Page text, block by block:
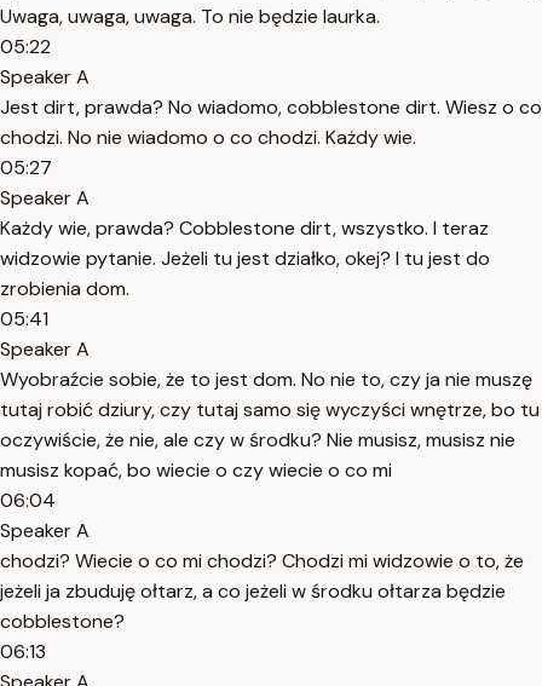
Uwaga, uwaga, uwaga. To nie będzie laurka.
05:22
Speaker A
Jest dirt, prawda? No wiadomo, cobblestone dirt. Wiesz o co
chodzi. No nie wiadomo o co chodzi. Każdy wie.
05:27
Speaker A
Każdy wie, prawda? Cobblestone dirt, wszystko. I teraz
widzowie pytanie. Jeżeli tu jest działko, okej? I tu jest do
zrobienia dom.
05:41
Speaker A
Wyobraźcie sobie, że to jest dom. No nie to, czy ja nie muszę
tutaj robić dziury, czy tutaj samo się wyczyści wnętrze, bo tu
oczywiście, że nie, ale czy w środku? Nie musisz, musisz nie
musisz kopać, bo wiecie o czy wiecie o co mi
06:04
Speaker A
chodzi? Wiecie o co mi chodzi? Chodzi mi widzowie o to, że
jeżeli ja zbuduję ołtarz, a co jeżeli w środku ołtarza będzie
cobblestone?
06:13